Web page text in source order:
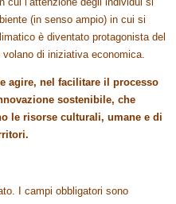
(in senso ampio) in cui si
è diventato protagonista del
di iniziativa economica.
agire, nel facilitare il processo
sostenibile, che
le risorse culturali, umane e di
I campi obbligatori sono